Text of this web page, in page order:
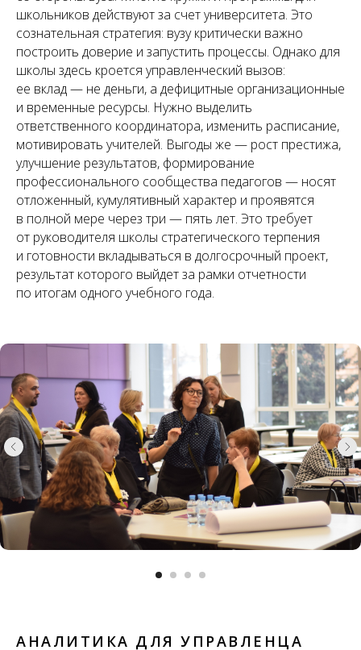
школьников действуют за счет университета. Это
сознательная стратегия: вузу критически важно
построить доверие и запустить процессы. Однако для
школы здесь кроется управленческий вызов:
ее вклад — не деньги, а дефицитные организационные
и временные ресурсы. Нужно выделить
ответственного координатора, изменить расписание,
мотивировать учителей. Выгоды же — рост престижа,
улучшение результатов, формирование
профессионального сообщества педагогов — носят
отложенный, кумулятивный характер и проявятся
в полной мере через три — пять лет. Это требует
от руководителя школы стратегического терпения
и готовности вкладываться в долгосрочный проект,
результат которого выйдет за рамки отчетности
по итогам одного учебного года.
АНАЛИТИКА ДЛЯ УПРАВЛЕНЦА